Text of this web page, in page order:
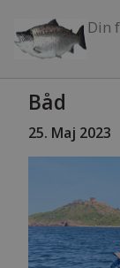
Din
Båd
25. Maj 2023